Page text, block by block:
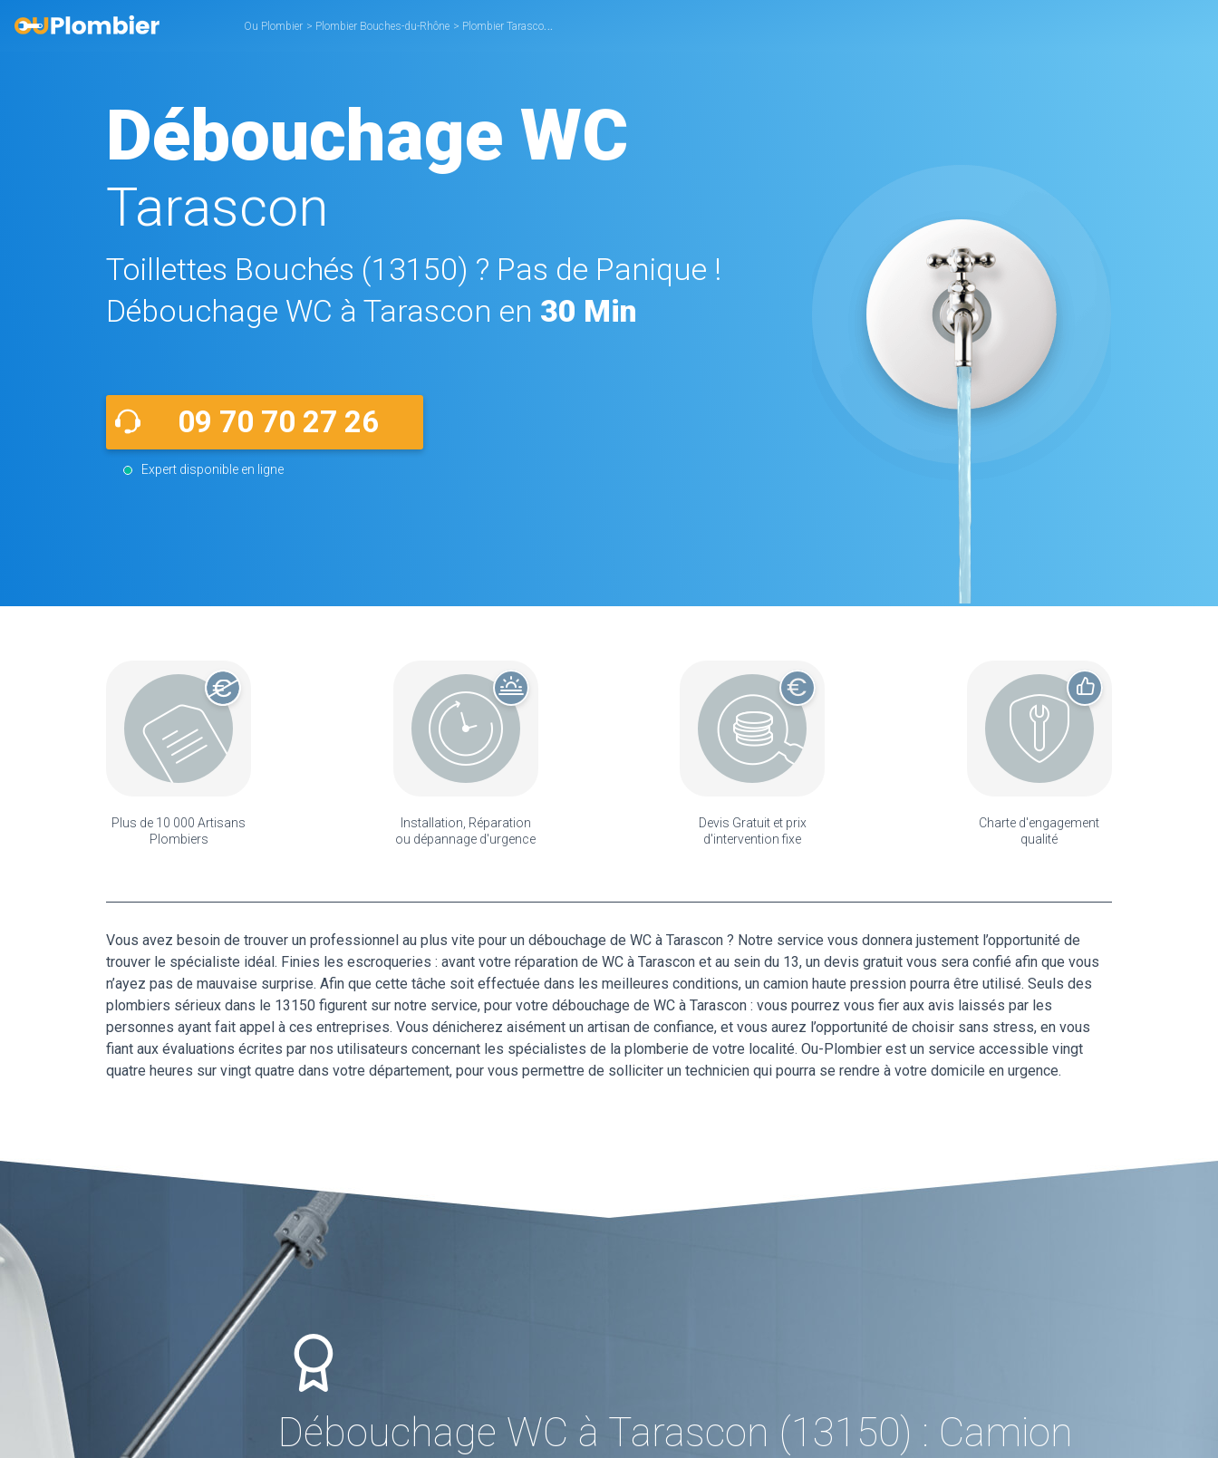
Ou Plombier > Plombier Bouches-du-Rhône > Plombier Tarascon
Débouchage WC
Tarascon
Toillettes Bouchés (13150) ? Pas de Panique !
Débouchage WC à Tarascon en 30 Min
09 70 70 27 26
Expert disponible en ligne
Plus de 10 000 Artisans
Plombiers
Installation, Réparation
ou dépannage d'urgence
Devis Gratuit et prix
d'intervention fixe
Charte d'engagement
qualité
Vous avez besoin de trouver un professionnel au plus vite pour un débouchage de WC à Tarascon ? Notre service vous donnera justement l’opportunité de
trouver le spécialiste idéal. Finies les escroqueries : avant votre réparation de WC à Tarascon et au sein du 13, un devis gratuit vous sera confié afin que vous
n’ayez pas de mauvaise surprise. Afin que cette tâche soit effectuée dans les meilleures conditions, un camion haute pression pourra être utilisé. Seuls des
plombiers sérieux dans le 13150 figurent sur notre service, pour votre débouchage de WC à Tarascon : vous pourrez vous fier aux avis laissés par les
personnes ayant fait appel à ces entreprises. Vous dénicherez aisément un artisan de confiance, et vous aurez l’opportunité de choisir sans stress, en vous
fiant aux évaluations écrites par nos utilisateurs concernant les spécialistes de la plomberie de votre localité. Ou-Plombier est un service accessible vingt
quatre heures sur vingt quatre dans votre département, pour vous permettre de solliciter un technicien qui pourra se rendre à votre domicile en urgence.
Débouchage WC à Tarascon (13150) : Camion